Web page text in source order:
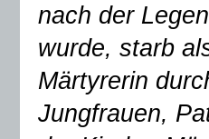
nach der
wurde, starb
Märtyrerin
Jungfrauen,